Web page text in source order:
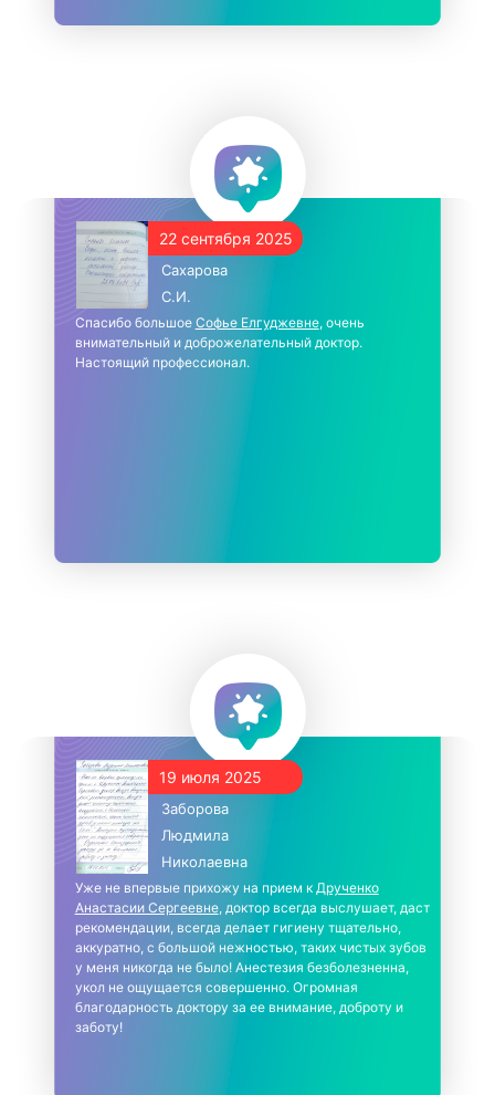
22 сентября 2025
Сахарова
С.И.
Спасибо большое Софье Елгуджевне, очень
внимательный и доброжелательный доктор.
Настоящий профессионал.
19 июля 2025
Заборова
Людмила
Николаевна
Уже не впервые прихожу на прием к Друченко
Анастасии Сергеевне, доктор всегда выслушает, даст
рекомендации, всегда делает гигиену тщательно,
аккуратно, с большой нежностью, таких чистых зубов
у меня никогда не было! Анестезия безболезненна,
укол не ощущается совершенно. Огромная
благодарность доктору за ее внимание, доброту и
заботу!